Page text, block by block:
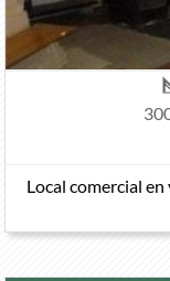
Local comercial